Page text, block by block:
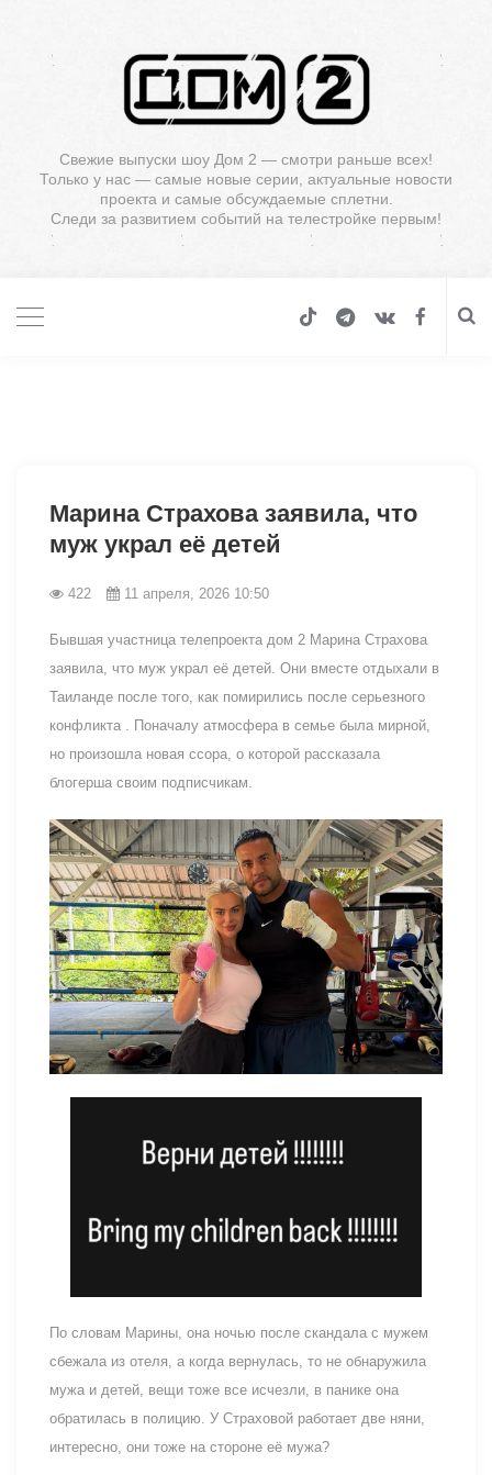
Свежие выпуски шоу Дом 2 — смотри раньше всех!
Только у нас — самые новые серии, актуальные новости
проекта и самые обсуждаемые сплетни.
Следи за развитием событий на телестройке первым!
Марина Страхова заявила, что
муж украл её детей
422 11 апреля, 2026 10:50
Бывшая участница телепроекта дом 2 Марина Страхова
заявила, что муж украл её детей. Они вместе отдыхали в
Таиланде после того, как помирились после серьезного
конфликта . Поначалу атмосфера в семье была мирной,
но произошла новая ссора, о которой рассказала
блогерша своим подписчикам.
По словам Марины, она ночью после скандала с мужем
сбежала из отеля, а когда вернулась, то не обнаружила
мужа и детей, вещи тоже все исчезли, в панике она
обратилась в полицию. У Страховой работает две няни,
интересно, они тоже на стороне её мужа?